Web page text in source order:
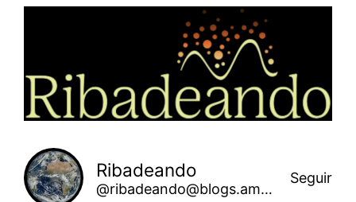
Ribadeando
@ribadeando@blogs.amarinha.gal
Seguir